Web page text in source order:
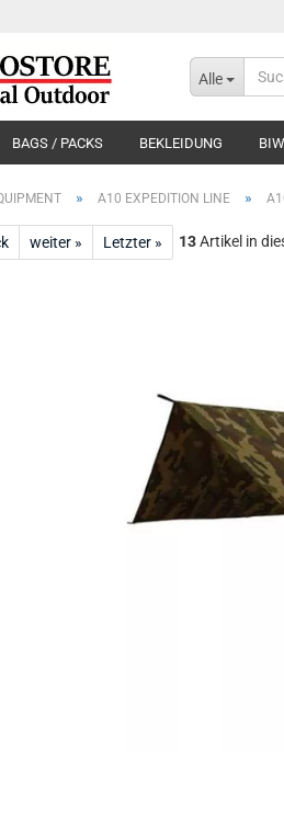
Alle
BAGS / PACKS BEKLEIDUNG
» A10 EXPEDITION LINE »
weiter » Letzter » 13Artikel in